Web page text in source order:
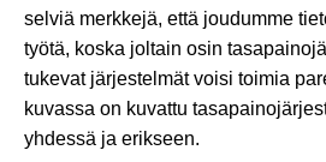
selviä merkkejä, että joudumme
työtä, koska joltain osin
tukevat järjestelmät voisi toimia
kuvassa on kuvattu
yhdessä ja erikseen.